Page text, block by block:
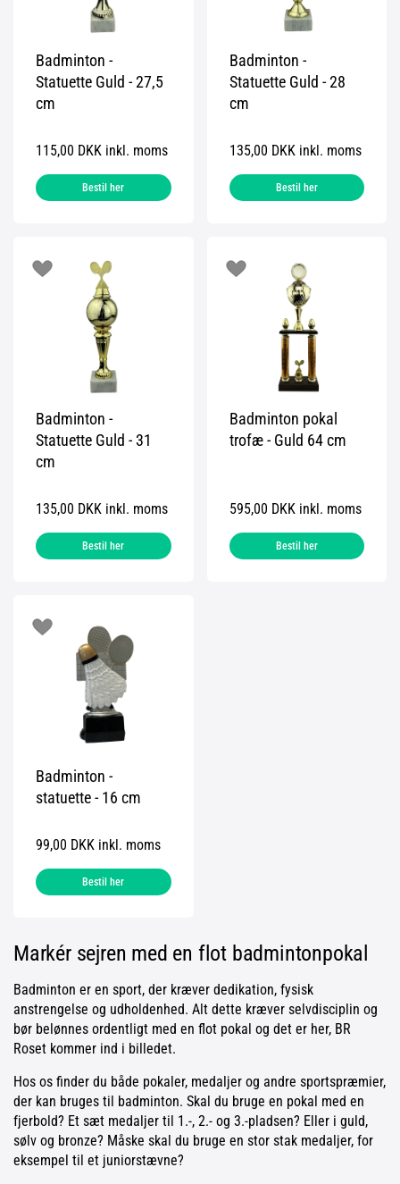
Badminton -
Statuette Guld - 27,5
cm
115,00 DKK inkl. moms
Bestil her
Badminton -
Statuette Guld - 28
cm
135,00 DKK inkl. moms
Bestil her
Badminton -
Statuette Guld - 31
cm
135,00 DKK inkl. moms
Bestil her
Badminton pokal
trofæ - Guld 64 cm
595,00 DKK inkl. moms
Bestil her
Badminton -
statuette - 16 cm
99,00 DKK inkl. moms
Bestil her
Markér sejren med en flot badmintonpokal
Badminton er en sport, der kræver dedikation, fysisk
anstrengelse og udholdenhed. Alt dette kræver selvdisciplin og
bør belønnes ordentligt med en flot pokal og det er her, BR
Roset kommer ind i billedet.
Hos os finder du både pokaler, medaljer og andre sportspræmier,
der kan bruges til badminton. Skal du bruge en pokal med en
fjerbold? Et sæt medaljer til 1.-, 2.- og 3.-pladsen? Eller i guld,
sølv og bronze? Måske skal du bruge en stor stak medaljer, for
eksempel til et juniorstævne?